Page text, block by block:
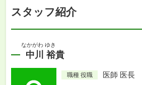
スタッフ紹介
なかがわ ゆき
中川 裕貴
職種 役職 医師 医長